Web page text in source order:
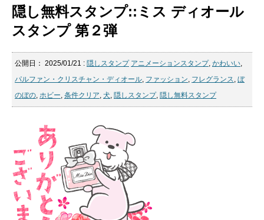
隠し無料スタンプ::ミス ディオール
スタンプ 第２弾
公開日： 2025/01/21 : 隠しスタンプ アニメーションスタンプ, かわいい,
パルファン・クリスチャン・ディオール, ファッション, フレグランス, ぼ
のぼの, ホビー, 条件クリア, 犬, 隠しスタンプ, 隠し無料スタンプ